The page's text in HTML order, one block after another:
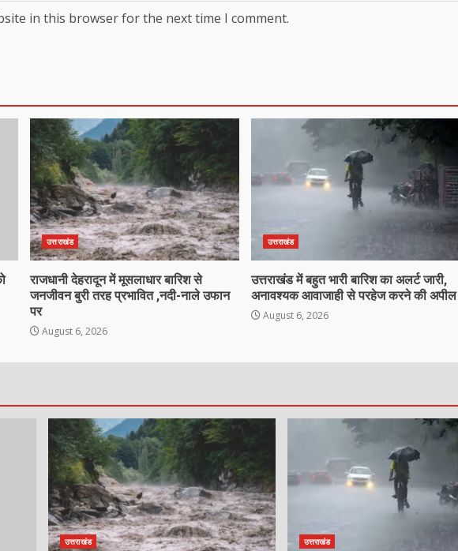
in this browser for the next time I comment.
उत्तराखंड
राजधानी देहरादून में मूसलाधार बारिश से
जनजीवन बुरी तरह प्रभावित ,नदी-नाले उफान
पर
August 6, 2026
उत्तराखंड
उत्तराखंड में बहुत भारी बारिश का अलर्ट जारी,
अनावश्यक आवाजाही से परहेज करने की अपील
August 6, 2026
उत्तराखंड उत्तराखंड